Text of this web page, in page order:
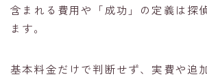
含まれる費用や「成功」の定義は探
ます。
基本料金だけで判断せず、実費や追